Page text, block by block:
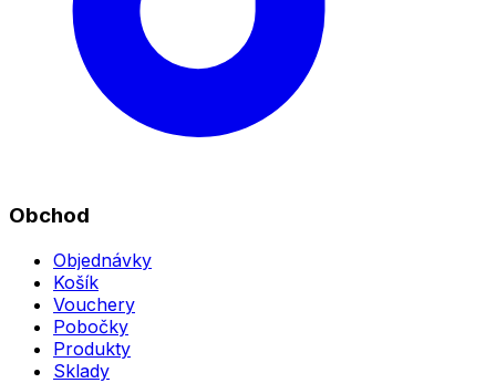
Obchod
Objednávky
Košík
Vouchery
Pobočky
Produkty
Sklady